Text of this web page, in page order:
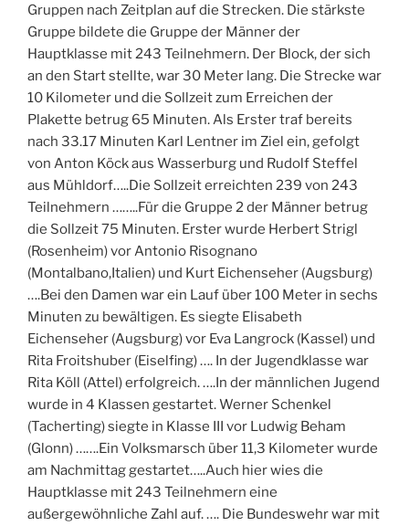
Gruppen nach Zeitplan auf die Strecken. Die stärkste
Gruppe bildete die Gruppe der Männer der
Hauptklasse mit 243 Teilnehmern. Der Block, der sich
an den Start stellte, war 30 Meter lang. Die Strecke war
10 Kilometer und die Sollzeit zum Erreichen der
Plakette betrug 65 Minuten. Als Erster traf bereits
nach 33.17 Minuten Karl Lentner im Ziel ein, gefolgt
von Anton Köck aus Wasserburg und Rudolf Steffel
aus Mühldorf…..Die Sollzeit erreichten 239 von 243
Teilnehmern ……..Für die Gruppe 2 der Männer betrug
die Sollzeit 75 Minuten. Erster wurde Herbert Strigl
(Rosenheim) vor Antonio Risognano
(Montalbano,Italien) und Kurt Eichenseher (Augsburg)
….Bei den Damen war ein Lauf über 100 Meter in sechs
Minuten zu bewältigen. Es siegte Elisabeth
Eichenseher (Augsburg) vor Eva Langrock (Kassel) und
Rita Froitshuber (Eiselfing) …. In der Jugendklasse war
Rita Köll (Attel) erfolgreich. ….In der männlichen Jugend
wurde in 4 Klassen gestartet. Werner Schenkel
(Tacherting) siegte in Klasse III vor Ludwig Beham
(Glonn) …….Ein Volksmarsch über 11,3 Kilometer wurde
am Nachmittag gestartet…..Auch hier wies die
Hauptklasse mit 243 Teilnehmern eine
außergewöhnliche Zahl auf. …. Die Bundeswehr war mit